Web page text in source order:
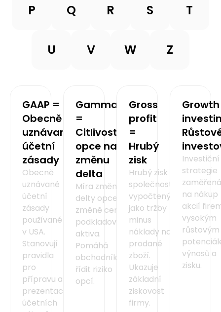
P Q R S T
U V W Z
GAAP =
Obecně
uznávané
účetní
zásady
Obecně
uznávané
účetní
zásady
používané
v USA.
Stanovují
pravidla
pro
přípravu a
prezentaci
účetních
Gamma
=
Citlivost
opce na
změnu
delta
Míra změny
delty opce při
změně ceny
podkladového
aktiva.
Pomáhá
obchodníkům
řídit riziko
opcí.
Gross
profit
=
Hrubý
zisk
Hrubý zisk
společnosti,
vypočtený
jako tržby
minus
náklady na
prodané
zboží.
Ukazuje
základní
ziskovost
firmy.
Growth
Investiční
strategie
zaměřená
na nákup
akcií
vysokým
růstovým
výnosů a
zisku.